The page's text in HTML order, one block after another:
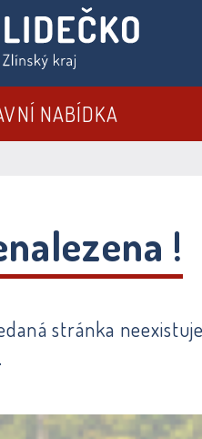
NABÍDKA
!
stránka